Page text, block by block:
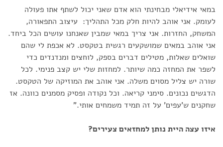
במאי אידיאלי מבחינתי הוא אדם שאני יכול לשתף אתו פעולה
לעומק. אני אוהב להיות חלק מכל התהליך: עיצוב התפאורה,
המשחק, החזרות. אני צריך במאי שמבין שאנחנו עושים הכל ביחד.
אני אוהב במאים שמושקעים רגשית בטקסט. לא אכפת לי שהם
שואלים שאלות, מטילים דברים בספק, לוחצים ומנדנדים כדי
לשפר את המחזה כמה שיותר. למחזות שלי יש קצב פנימי. לכל
שורה יש צליל מסוים משלה. אני אוהב את המוזיקה של הטקסט.
הדגשים נכונים. סימני קריאה. וכל נקודה ופסיק מסמנים כוונה. אז
שחקנים ש'עפים' על זה תמיד משמחים אותי.”
איזו עצה היית נותן למחזאים צעירים?